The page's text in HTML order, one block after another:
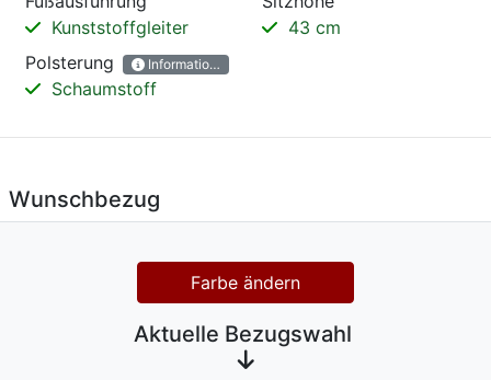
Kunststoffgleiter
43 cm
Polsterung
Informationen
Schaumstoff
Wunschbezug
Farbe ändern
Aktuelle Bezugswahl